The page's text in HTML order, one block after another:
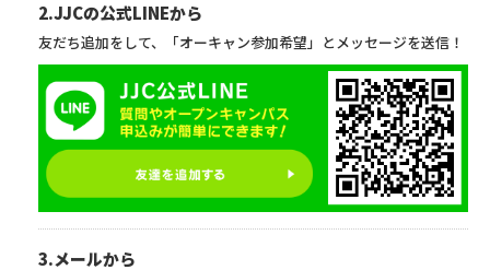
2.JJCの公式LINEから
友だち追加をして、「オーキャン参加希望」とメッセージを送信！
3.メールから